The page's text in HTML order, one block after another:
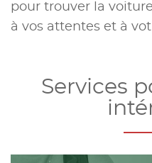
pour trouver la
à vos attentes et à
Services